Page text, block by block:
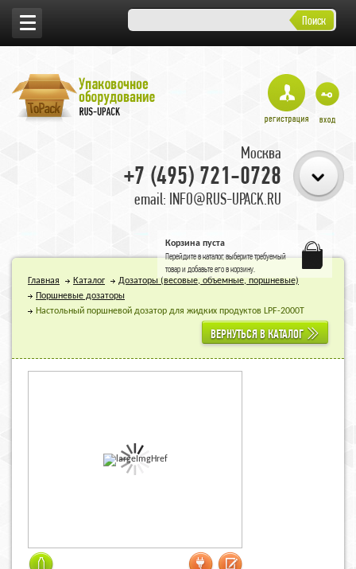
Поиск
Москва
+7 (495) 721-0728
email: INFO@RUS-UPACK.RU
Корзина пуста
Перейдите вкаталог, выберите требуемый
товар и добавьте его в корзину.
Главная Каталог
Дозаторы (весовые, объемные, поршневые)
Поршневые дозаторы
Настольный поршневой дозатор для жидких продуктов LPF-2000T
ВЕРНУТЬСЯ В КАТАЛОГ